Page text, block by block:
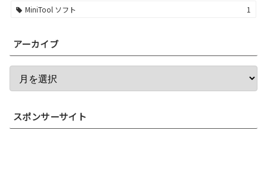
MiniTool ソフト
1
アーカイブ
スポンサーサイト